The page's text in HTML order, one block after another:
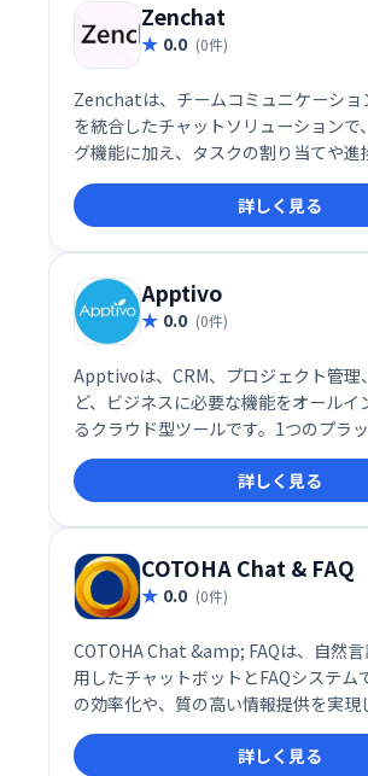
Zenchat
0.0 (0件)
Zenchatは、チームコミュニケーショ
を統合したチャットソリューションで
グ機能に加え、タスクの割り当てや進
元化します。
詳しく見る
Apptivo
0.0 (0件)
Apptivoは、CRM、プロジェクト管理
ど、ビジネスに必要な機能をオールイ
るクラウド型ツールです。1つのプラ
業務を効率化し、生産性を向上させま
ネスニーズに対応できる柔軟性と、直
兼ね備えています。中小企業から大
規模のビジネスを支援します。
詳しく見る
COTOHA Chat & FAQ
0.0 (0件)
COTOHA Chat &amp; FAQは、自然
用したチャットボットとFAQシステム
の効率化や、質の高い情報提供を実現
客の質問を理解し、的確な回答を提供
い合わせ対応の負担を軽減し、顧客満
詳しく見る